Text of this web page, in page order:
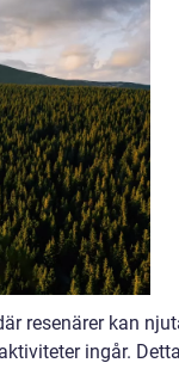
resenärer kan
ingår.